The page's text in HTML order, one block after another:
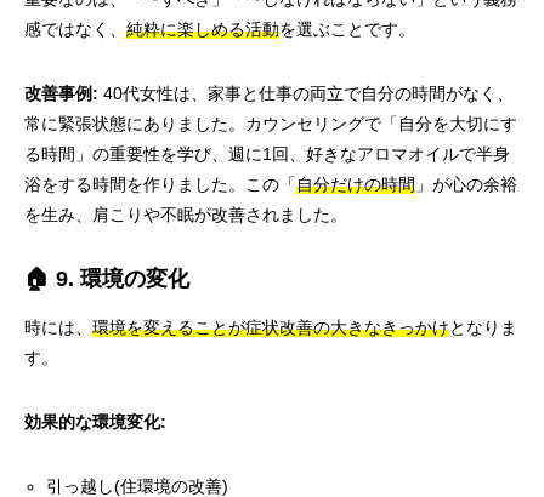
感ではなく、 純粋に楽しめる活動を選ぶことです。
改善事例: 40代女性は、家事と仕事の両立で自分の時間がなく、
常に緊張状態にありました。カウンセリングで「自分を大切にす
る時間」の重要性を学び、週に1回、好きなアロマオイルで半身
浴をする時間を作りました。この「自分だけの時間 」が心の余裕
を生み、肩こりや不眠が改善されました。
🏠 9. 環境の変化
時には、 環境を変えることが症状改善の大きなきっかけとなりま
す。
効果的な環境変化:
引っ越し(住環境の改善)